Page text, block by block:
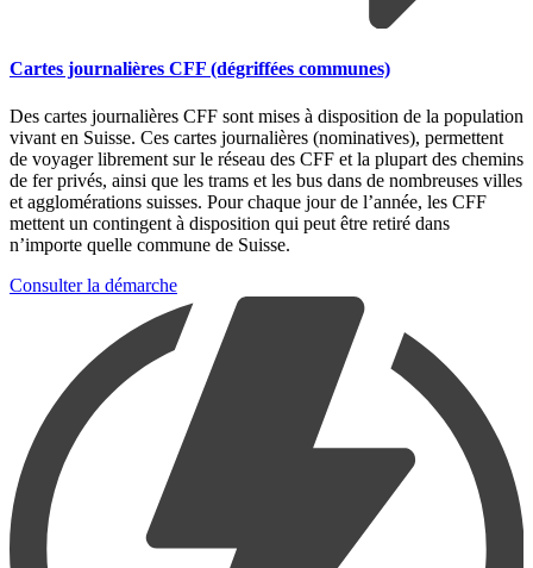
Cartes journalières CFF (dégriffées communes)
Des cartes journalières CFF sont mises à disposition de la population
vivant en Suisse. Ces cartes journalières (nominatives), permettent
de voyager librement sur le réseau des CFF et la plupart des chemins
de fer privés, ainsi que les trams et les bus dans de nombreuses villes
et agglomérations suisses. Pour chaque jour de l’année, les CFF
mettent un contingent à disposition qui peut être retiré dans
n’importe quelle commune de Suisse.
Consulter la démarche